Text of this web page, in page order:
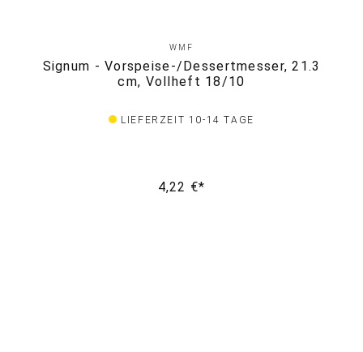
WMF
Signum - Vorspeise-/Dessertmesser, 21.3
cm, Vollheft 18/10
LIEFERZEIT 10-14 TAGE
4,22 €*